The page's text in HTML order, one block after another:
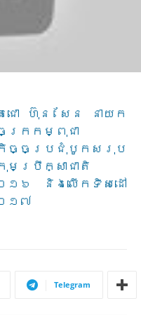
ជោ ហ៊ុន សែន នាយក​
ចក្រ​កម្ពុជា
ច្ចប្រជុំបូកសរុប
ប្រឹក្សាជាតិ
១៦ និងលើកទិសដៅ
១៧
Telegram